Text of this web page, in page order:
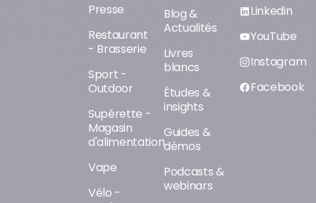
Presse
Restaurant
- Brasserie
Sport -
Outdoor
Supérette -
Magasin
d'alimentation
Vape
Vélo -
Blog &
Actualités
Livres
blancs
Études &
insights
Guides &
démos
Podcasts &
webinars
Linkedin
YouTube
Instagram
Facebook